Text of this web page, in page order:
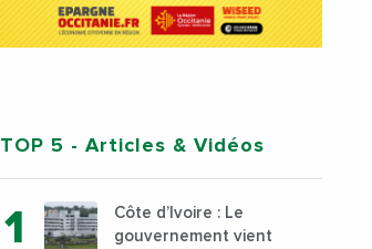
TOP 5 - Articles & Vidéos
Côte d’Ivoire : Le
gouvernement vient